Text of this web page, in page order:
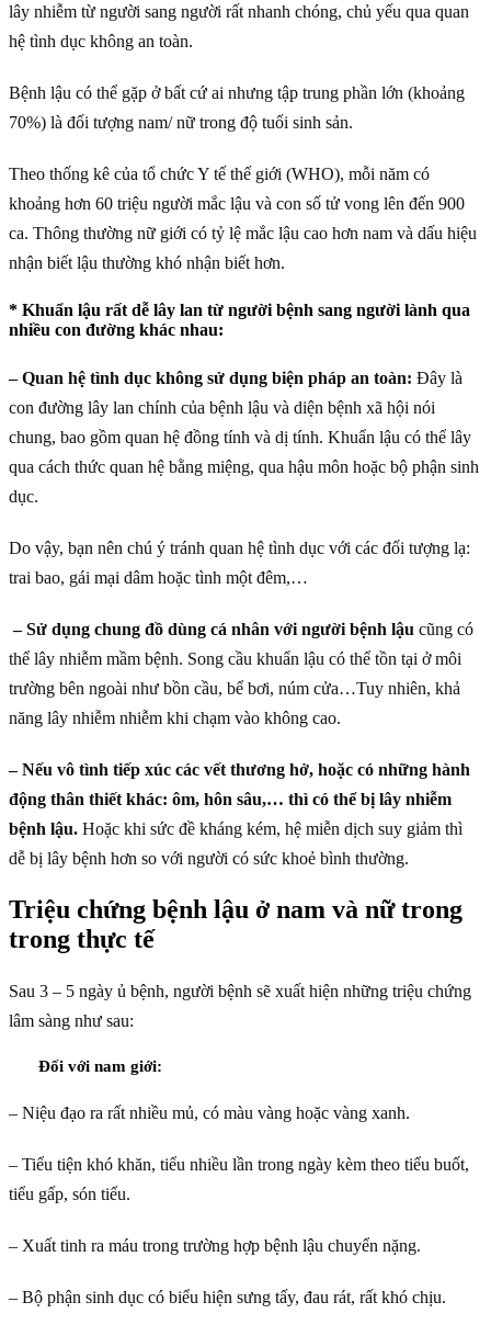
lây nhiễm từ người sang người rất nhanh chóng, chủ yếu qua quan
hệ tình dục không an toàn.
Bệnh lậu có thể gặp ở bất cứ ai nhưng tập trung phần lớn (khoảng
70%) là đối tượng nam/ nữ trong độ tuổi sinh sản.
Theo thống kê của tổ chức Y tế thế giới (WHO), mỗi năm có
khoảng hơn 60 triệu người mắc lậu và con số tử vong lên đến 900
ca. Thông thường nữ giới có tỷ lệ mắc lậu cao hơn nam và dấu hiệu
nhận biết lậu thường khó nhận biết hơn.
* Khuẩn lậu rất dễ lây lan từ người bệnh sang người lành qua
nhiều con đường khác nhau:
– Quan hệ tình dục không sử dụng biện pháp an toàn: Đây là
con đường lây lan chính của bệnh lậu và diện bệnh xã hội nói
chung, bao gồm quan hệ đồng tính và dị tính. Khuẩn lậu có thể lây
qua cách thức quan hệ bằng miệng, qua hậu môn hoặc bộ phận sinh
dục.
Do vậy, bạn nên chú ý tránh quan hệ tình dục với các đối tượng lạ:
trai bao, gái mại dâm hoặc tình một đêm,…
– Sử dụng chung đồ dùng cá nhân với người bệnh lậu cũng có
thể lây nhiễm mầm bệnh. Song cầu khuẩn lậu có thể tồn tại ở môi
trường bên ngoài như bồn cầu, bể bơi, núm cửa…Tuy nhiên, khả
năng lây nhiễm nhiễm khi chạm vào không cao.
– Nếu vô tình tiếp xúc các vết thương hở, hoặc có những hành
động thân thiết khác: ôm, hôn sâu,… thì có thể bị lây nhiễm
bệnh lậu. Hoặc khi sức đề kháng kém, hệ miễn dịch suy giảm thì
dễ bị lây bệnh hơn so với người có sức khoẻ bình thường.
Triệu chứng bệnh lậu ở nam và nữ trong
trong thực tế
Sau 3 – 5 ngày ủ bệnh, người bệnh sẽ xuất hiện những triệu chứng
lâm sàng như sau:
Đối với nam giới:
– Niệu đạo ra rất nhiều mủ, có màu vàng hoặc vàng xanh.
– Tiểu tiện khó khăn, tiểu nhiều lần trong ngày kèm theo tiểu buốt,
tiểu gấp, són tiểu.
– Xuất tinh ra máu trong trường hợp bệnh lậu chuyển nặng.
– Bộ phận sinh dục có biểu hiện sưng tấy, đau rát, rất khó chịu.